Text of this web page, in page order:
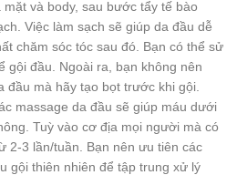
và body, sau bước tẩy tế bào
Việc làm sạch sẽ giúp da đầu dễ
chăm sóc tóc sau đó. Bạn có thể sử
gội đầu. Ngoài ra, bạn không nên
đầu mà hãy tạo bọt trước khi gội.
massage da đầu sẽ giúp máu dưới
Tuỳ vào cơ địa mọi người mà có
2-3 lần/tuần. Bạn nên ưu tiên các
gội thiên nhiên để tập trung xử lý